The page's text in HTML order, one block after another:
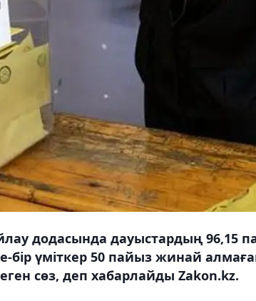
додасында дауыстардың 96,15
үміткер 50 пайыз жинай
сөз, деп хабарлайды Zakon.kz.